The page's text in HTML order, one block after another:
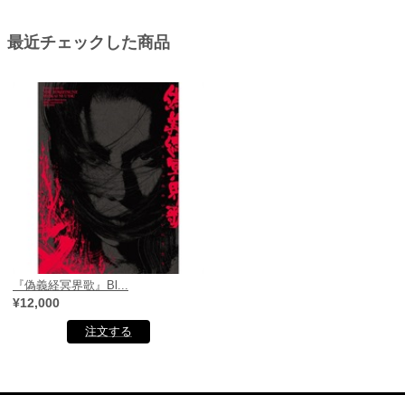
最近チェックした商品
『偽義経冥界歌』Bl...
¥12,000